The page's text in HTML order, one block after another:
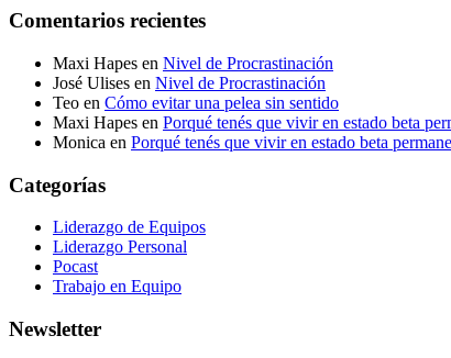
Comentarios recientes
Maxi Hapes en Nivel de Procrastinación
José Ulises en Nivel de Procrastinación
Teo en Cómo evitar una pelea sin sentido
Maxi Hapes en Porqué tenés que vivir en estado beta
Monica en Porqué tenés que vivir en estado beta
Categorías
Liderazgo de Equipos
Liderazgo Personal
Pocast
Trabajo en Equipo
Newsletter